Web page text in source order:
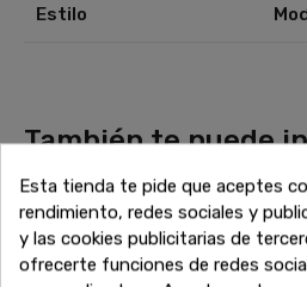
Estilo
También te puede
¿No has terminado aún? Sigue
increíbles ofertas de liquidación en
Encuentra más sofás, armarios,
necesitas para completar tu hogar
¡Sigue comprando y aprovecha
Esta tienda te pide que aceptes
rendimiento, redes sociales y
y las cookies publicitarias de
ofrecerte funciones de redes